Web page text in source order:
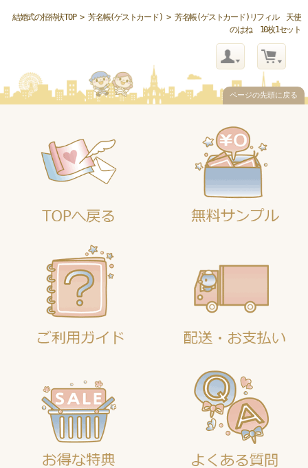
結婚式の招待状TOP> 芳名帳(ゲストカード) > 芳名帳(ゲストカード)リフィル 天使
のはね 10枚1セット
ページの先頭に戻る